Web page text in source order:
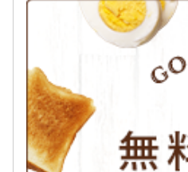
割引・
みどりの地球をみど
ちに安心・安全な食
私たちは、家族の健康と未来
安心・安全な環境づくりのた
運動を創り出してきました。